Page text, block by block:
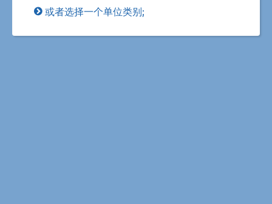
或者选择一个单位类别;